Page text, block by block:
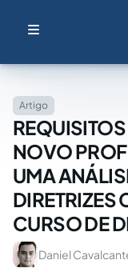
Artigo
NOVO
UMA
DIRETRIZES
CURSO DE
Daniel